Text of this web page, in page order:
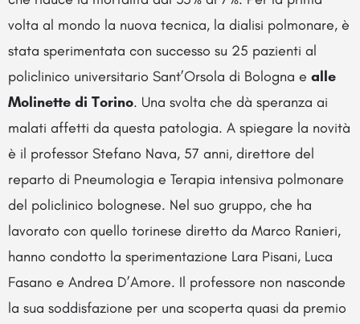
volta al mondo la nuova tecnica, la dialisi polmonare, è
stata sperimentata con successo su 25 pazienti al
policlinico universitario Sant’Orsola di Bologna e alle
Molinette di Torino. Una svolta che dà speranza ai
malati affetti da questa patologia. A spiegare la novità
è il professor Stefano Nava, 57 anni, direttore del
reparto di Pneumologia e Terapia intensiva polmonare
del policlinico bolognese. Nel suo gruppo, che ha
lavorato con quello torinese diretto da Marco Ranieri,
hanno condotto la sperimentazione Lara Pisani, Luca
Fasano e Andrea D’Amore. Il professore non nasconde
la sua soddisfazione per una scoperta quasi da premio